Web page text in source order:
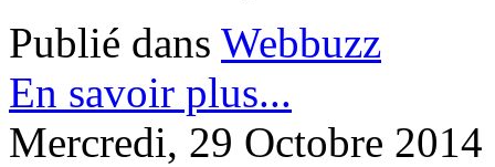
Publié dans Webbuzz
En savoir plus...
Mercredi, 29 Octobre 2014